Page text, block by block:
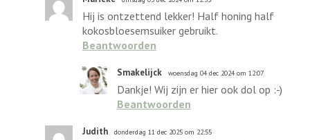
Hij is ontzettend lekker! Half honing half
kokosbloesemsuiker gebruikt.
Beantwoorden
Smakelijck woensdag 04 dec 2024 om 12:07
Dankje! Wij zijn er hier ook dol op :-)
Beantwoorden
Judith donderdag 11 dec 2025 om 22:55